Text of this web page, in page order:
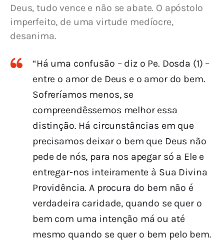
Deus, tudo vence e não se abate. O apóstolo
imperfeito, de uma virtude medíocre,
desanima.
“Há uma confusão – diz o Pe. Dosda (1) –
entre o amor de Deus e o amor do bem.
Sofreríamos menos, se
compreendêssemos melhor essa
distinção. Há circunstâncias em que
precisamos deixar o bem que Deus não
pede de nós, para nos apegar só a Ele e
entregar-nos inteiramente à Sua Divina
Providência. A procura do bem não é
verdadeira caridade, quando se quer o
bem com uma intenção má ou até
mesmo quando se quer o bem pelo bem.